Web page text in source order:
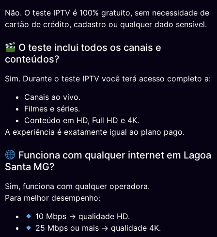
Não. O teste IPTV é 100% gratuito, sem necessidade de
cartão de crédito, cadastro ou qualquer dado sensível.
O teste inclui todos os canais e
conteúdos?
Sim. Durante o teste IPTV você terá acesso completo a:
Canais ao vivo.
Filmes e séries.
Conteúdo em HD, Full HD e 4K.
A experiência é exatamente igual ao plano pago.
Funciona com qualquer internet em Lagoa
Santa MG?
Sim, funciona com qualquer operadora.
Para melhor desempenho:
10 Mbps → qualidade HD.
25 Mbps ou mais → qualidade 4K.